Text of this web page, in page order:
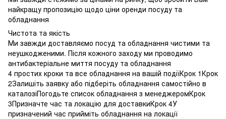
найкращу пропозицію щодо ціни оренди посуду та
обладнання
Чистота та якість
Ми завжди доставляємо посуд та обладнання чистими та
неушкодженими. Після кожного заходу ми проводимо
антибактеріальне миття посуду та обладнання
4 простих кроки та все обладнання на вашій подіїКрок 1Крок
2Залишіть заявку або підберіть обладнання самостійно в
каталозіПогодьте список обладнання з менеджеромКрок
3Призначте час та локацію для доставкиКрок 4У
призначений час прийміть обладнання на локації